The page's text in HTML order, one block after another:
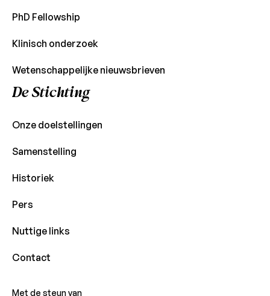
PhD Fellowship
Klinisch onderzoek
Wetenschappelijke nieuwsbrieven
De Stichting
Onze doelstellingen
Samenstelling
Historiek
Pers
Nuttige links
Contact
Met de steun van